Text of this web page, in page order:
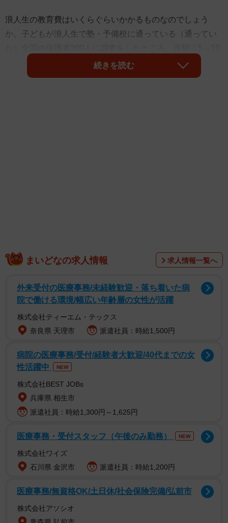
浪人生の教育費はいくらぐらいかかるものなのでしょう
か。子どもが浪人生で塾・予備校に通っている（通ってい
万円」が多数派となりました。また、年間の総費用（季節
講習や特別講習代含む）については、約3人に1人が「100
校費用に関するアンケート」と題して2023年9月にインタ
ーネットで実施した調査です。
浪人生の月額教育費（提供画像）
まず、「予備校の授業料（月額）」を教えてもらったとこ
ろ、「5万円以上7万円未満」「7万円以上10万円未満」
続きを読む
まいどなの求人情報 求人情報一覧へ
外来受付の医療事務/未経験歓迎・落ち着いた病
院で働ける環境/幅広い年齢層の女性が活躍
株式会社ティーエム・テックス
奈良県 天理市
派遣社員：時給1,500円
病院の医療事務/受付/経験者大歓迎/40代までの女
性活躍中
NEW
株式会社BEST JOBs
兵庫県 相生市
派遣社員：時給1,300円～1,625円
医療事務・受付スタッフ（午後のみ勤務） NEW
株式会社ワイズ
石川県 金沢市
派遣社員：時給1,200円
医療事務/無資格OK/土日休/社会保険完備/弘前市
株式会社アソシオ